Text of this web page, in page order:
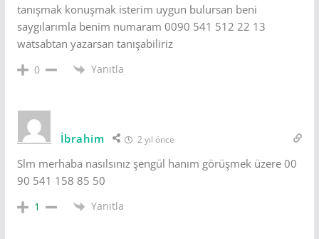
tanışmak konuşmak isterim uygun bulursan beni
saygılarımla benim numaram 0090 541 512 22 13
watsabtan yazarsan tanışabiliriz
0 Yanıtla
İbrahim 2 yıl önce
Slm merhaba nasılsınız şengül hanım görüşmek üzere 00
90 541 158 85 50
1 Yanıtla